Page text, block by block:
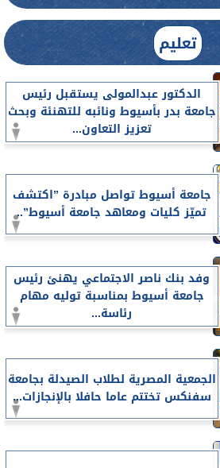
تعليم
الدكتور عبدالمولى يستقبل رئيس
جامعة بدر بأسيوط ونائبه للتهنئة وبحث
تعزيز التعاون...
جامعة أسيوط تواصل مبادرة ”اكتشف
تميّز كليات ومعاهد جامعة أسيوط”..
وفد بنك ناصر الاجتماعي يهنئ رئيس
جامعة أسيوط بمناسبة توليه مهام
رئاسة...
الجمعية المصرية لطلاب الصيدلة بجامعة
سفنكس تختتم عاما حافلا بالإنجازات...